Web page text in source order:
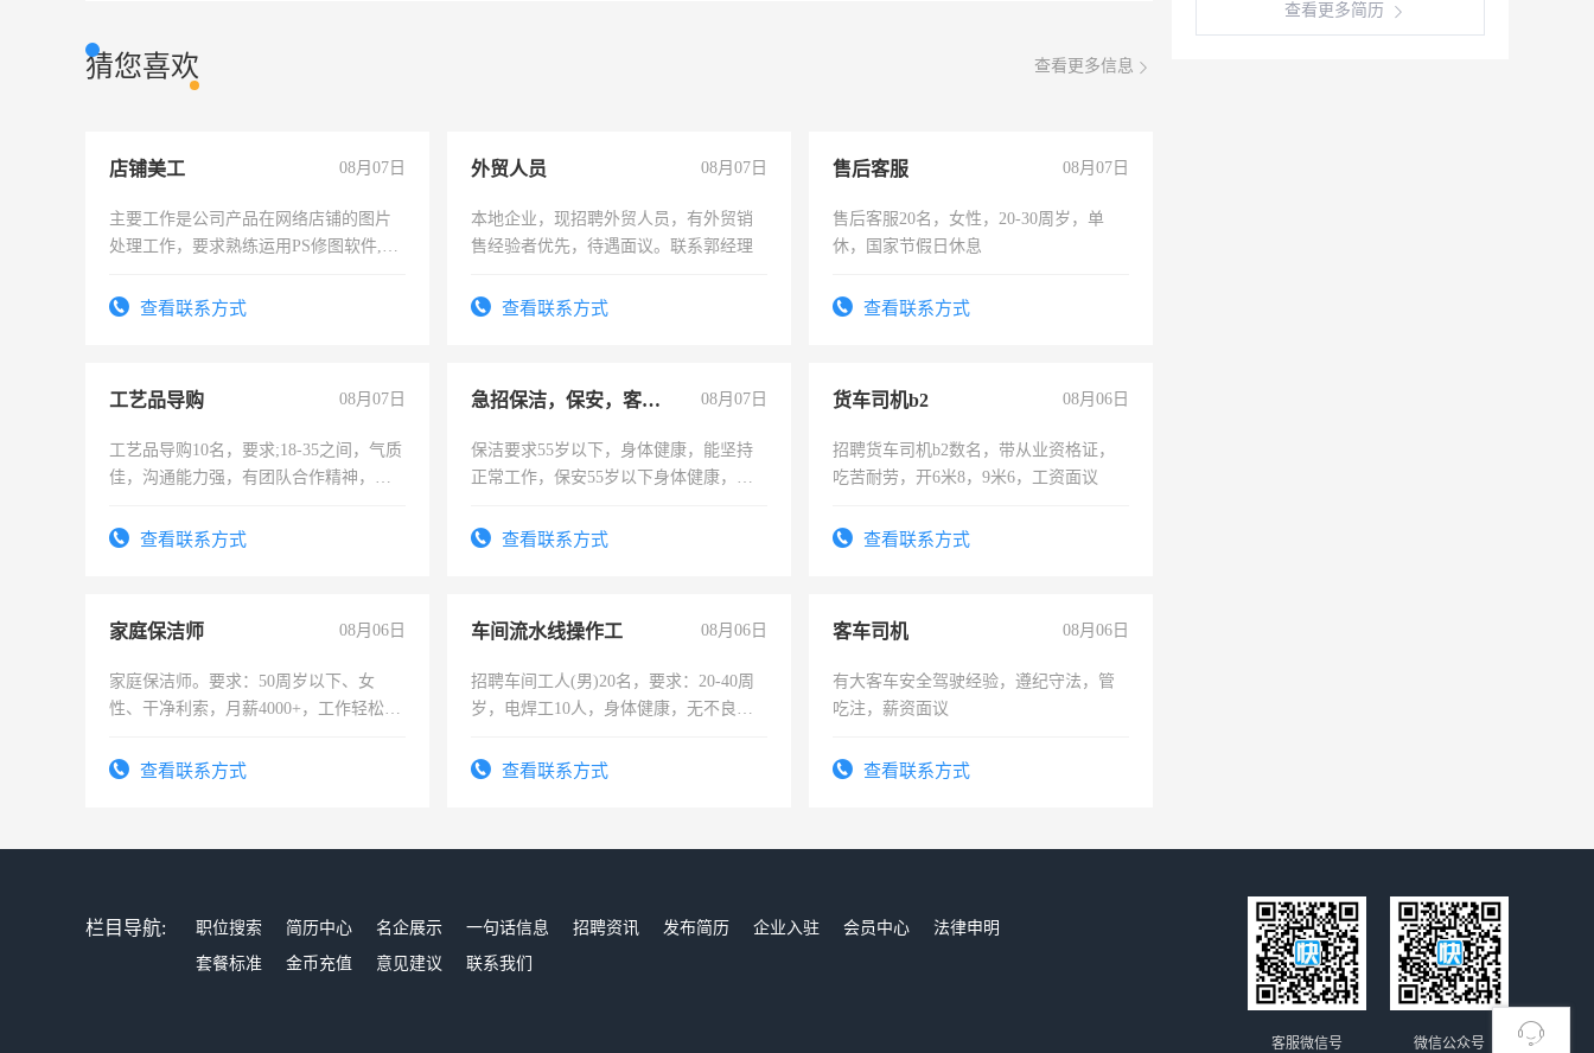
猜您喜欢 查看更多信息
店铺美工 08月07日
主要工作是公司产品在网络店铺的图片
处理工作，要求熟练运用PS修图软件,工
查看联系方式
外贸人员 08月07日
本地企业，现招聘外贸人员，有外贸销
售经验者优先，待遇面议。联系郭经理
查看联系方式
售后客服 08月07日
售后客服20名，女性，20-30周岁，单
休，国家节假日休息
查看联系方式
工艺品导购 08月07日
工艺品导购10名，要求;18-35之间，气质
佳，沟通能力强，有团队合作精神，有
查看联系方式
急招保洁，保安，客服，工程 08月07日
保洁要求55岁以下，身体健康，能坚持
正常工作，保安55岁以下身体健康，有
录，客服要求45岁以下高中以上文化，
查看联系方式
货车司机b2 08月06日
招聘货车司机b2数名，带从业资格证，
吃苦耐劳，开6米8，9米6，工资面议
查看联系方式
家庭保洁师 08月06日
家庭保洁师。要求：50周岁以下、女
性、干净利索，月薪4000+，工作轻松，
太太等。查看联系方式
车间流水线操作工 08月06日
招聘车间工人(男)20名，要求：20-40周
岁，电焊工10人，身体健康，无不良嗜
宿，免费发放劳保用品，两班倒，每月
查看联系方式
客车司机 08月06日
有大客车安全驾驶经验，遵纪守法，管
吃注，薪资面议
查看联系方式
查看更多简历
栏目导航: 职位搜索 简历中心 名企展示 一句话信息 招聘资讯 发布简历 企业入驻 会员中心
法律申明
套餐标准
金币充值 意见建议 联系我们
微信公众号
客服微信号